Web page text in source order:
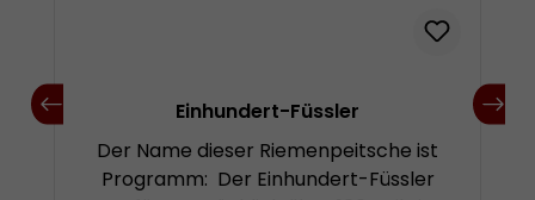
Einhundert-Füssler
Der Name dieser Riemenpeitsche ist
Programm: Der Einhundert-Füssler